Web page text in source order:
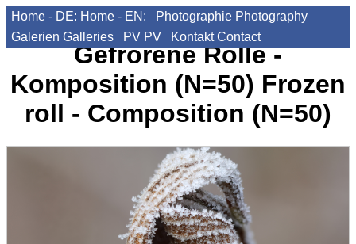
Home - DE: Home - EN: Photographie Photography
Galerien Galleries PV PV Kontakt Contact
Gefrorene Rolle -
Komposition (N=50) Frozen
roll - Composition (N=50)